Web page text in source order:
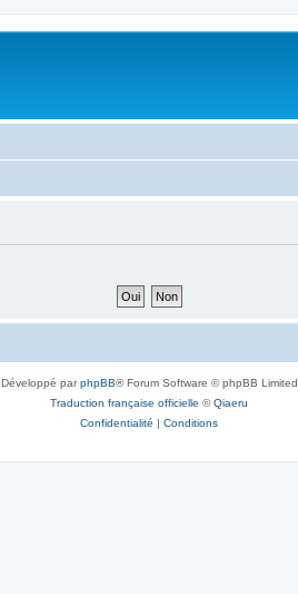
Développé parphpBB® Forum Software © phpBB Limited
Traduction française officielle ©Qiaeru
Confidentialité | Conditions